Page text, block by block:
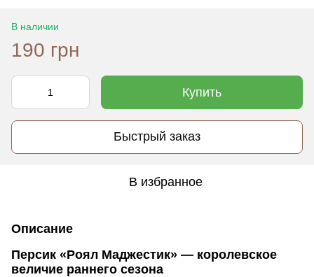
В наличии
190 грн
Купить
Быстрый заказ
В избранное
Описание
Персик «Роял Маджестик» — королевское
величие раннего сезона